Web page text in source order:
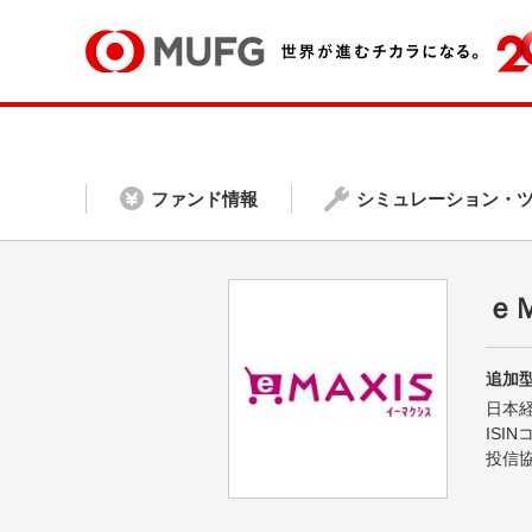
ファンド情報 シミュレーション・
ｅ
追加
日本
ISIN
投信